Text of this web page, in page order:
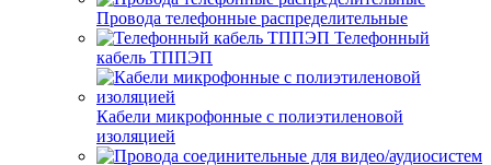
Провода телефонные распределительные
Телефонный
кабель ТППЭП
Кабели микрофонные с полиэтиленовой
изоляцией